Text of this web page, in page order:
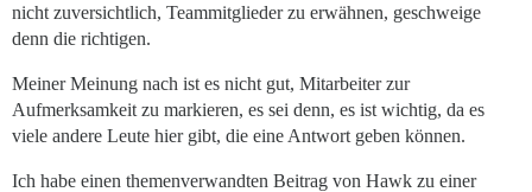
nicht zuversichtlich, Teammitglieder zu erwähnen, geschweige
denn die richtigen.
Meiner Meinung nach ist es nicht gut, Mitarbeiter zur
Aufmerksamkeit zu markieren, es sei denn, es ist wichtig, da es
viele andere Leute hier gibt, die eine Antwort geben können.
Ich habe einen themenverwandten Beitrag von Hawk zu einer